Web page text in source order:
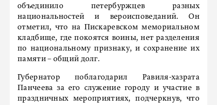
объединило петербуржцев разных
национальностей и вероисповеданий. Он
отметил, что на Пискаревском мемориальном
кладбище, где покоятся воины, нет разделения
по национальному признаку, и сохранение их
памяти – общий долг.
Губернатор поблагодарил Равиля-хазрата
Панчеева за его служение городу и участие в
праздничных мероприятиях, подчеркнув, что